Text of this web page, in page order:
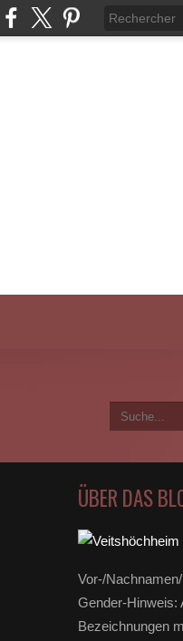
ÜBER DAS
Vor-/
Gender-Hinweis:
Bezeichnungen